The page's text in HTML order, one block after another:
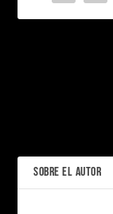
SOBRE EL AUTOR